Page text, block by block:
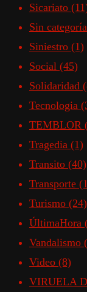
Sicariato
Sin categoría
Siniestro (1)
Social (45)
Solidaridad
Tecnologia
TEMBLOR
Tragedia (1)
Transito (40)
Transporte
Turismo (24)
ÚltimaHora
Vandalismo
Video (8)
VIRUELA